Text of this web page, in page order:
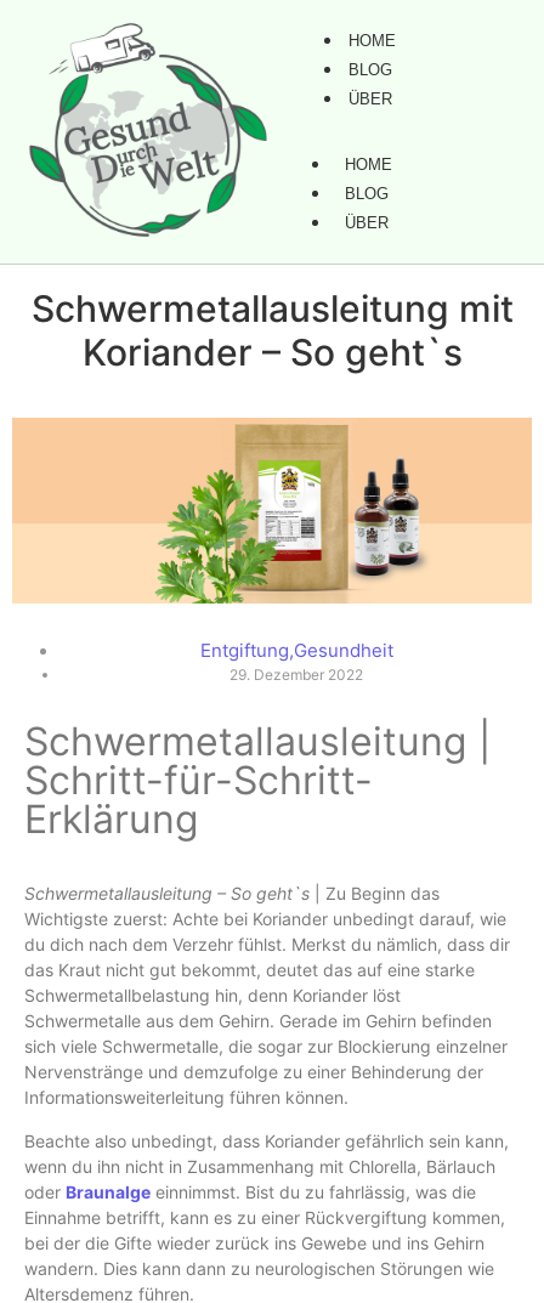
HOME
BLOG
ÜBER
HOME
BLOG
ÜBER
Schwermetallausleitung mit
Koriander – So geht`s
Entgiftung,Gesundheit
29. Dezember 2022
Schwermetallausleitung |
Schritt-für-Schritt-
Erklärung
Schwermetallausleitung – So geht`s | Zu Beginn das
Wichtigste zuerst: Achte bei Koriander unbedingt darauf, wie
du dich nach dem Verzehr fühlst. Merkst du nämlich, dass dir
das Kraut nicht gut bekommt, deutet das auf eine starke
Schwermetallbelastung hin, denn Koriander löst
Schwermetalle aus dem Gehirn. Gerade im Gehirn befinden
sich viele Schwermetalle, die sogar zur Blockierung einzelner
Nervenstränge und demzufolge zu einer Behinderung der
Informationsweiterleitung führen können.
Beachte also unbedingt, dass Koriander gefährlich sein kann,
wenn du ihn nicht in Zusammenhang mit Chlorella, Bärlauch
oder Braunalge einnimmst. Bist du zu fahrlässig, was die
Einnahme betrifft, kann es zu einer Rückvergiftung kommen,
bei der die Gifte wieder zurück ins Gewebe und ins Gehirn
wandern. Dies kann dann zu neurologischen Störungen wie
Altersdemenz führen.